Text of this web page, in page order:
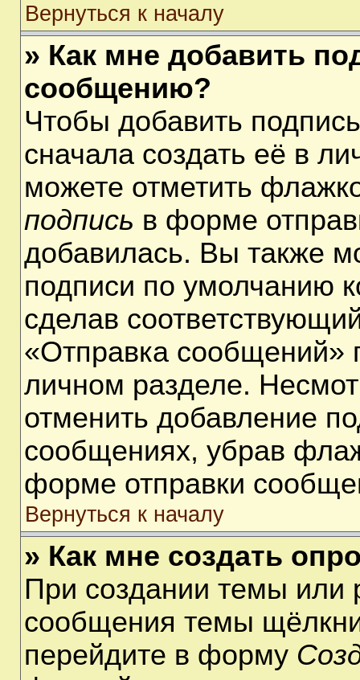
Вернуться к началу
» Как мне добавить
сообщению?
Чтобы добавить
сначала создать её в
можете отметить
подпись в форме
добавилась. Вы также
подписи по умолчанию
сделав
«Отправка сообщений»
личном разделе.
отменить добавление
сообщениях, убрав
форме отправки
Вернуться к началу
» Как мне создать
При создании темы или
сообщения темы
перейдите в форму